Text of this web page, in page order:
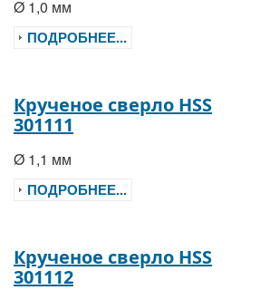
Ø 1,0 мм
ПОДРОБНЕЕ...
Крученое сверло HSS
301111
Ø 1,1 мм
ПОДРОБНЕЕ...
Крученое сверло HSS
301112